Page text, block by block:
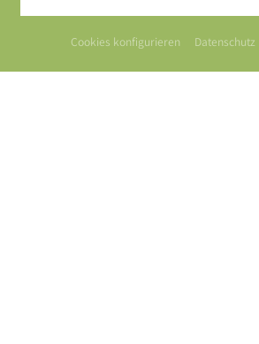
Cookies konfigurieren Datenschutz